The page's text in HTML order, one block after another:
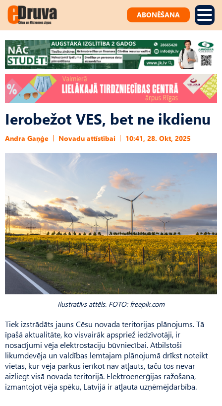
ABONĒŠANA
Ierobežot VES, bet ne ikdienu
Andra Gaņģe Novadu attīstībai 10:41, 28. Okt, 2025
Ilustratīvs attēls. FOTO: freepik.com
Tiek izstrādāts jauns Cēsu novada teritorijas plānojums. Tā
īpašā aktualitāte, ko visvairāk apspriež iedzīvotāji, ir
nosacījumi vēja elektrostaciju būvniecībai. Atbilstoši
likumdevēja un valdības lemtajam plānojumā drīkst noteikt
vietas, kur vēja parkus ierīkot nav atļauts, taču tos nevar
aizliegt visā novada teritorijā. Elektroenerģijas ražošana,
izmantojot vēja spēku, Latvijā ir atļauta uzņēmējdarbība.